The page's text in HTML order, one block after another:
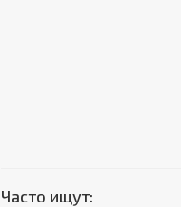
Часто ищут: